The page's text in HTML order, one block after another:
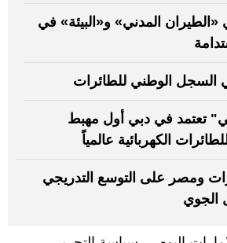
«الطيران المدني» و«البيئة» في
تعتمد في دبي أول مهبط
الكهربائية عالمياً
ومصر على التوسع التدريجي
الجوي